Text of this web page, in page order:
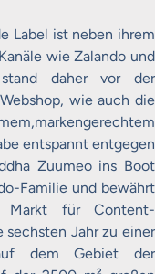
Label ist neben ihrem
wie Zalando und
daher vor der
wie auch die
entspannt entgegen
Zuumeo ins Boot
Familie und bewährt
Markt für Content-
Jahr zu einer
dem Gebiet der